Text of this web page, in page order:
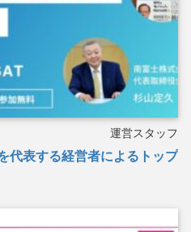
運営スタッフ
代表する経営者によるトップ